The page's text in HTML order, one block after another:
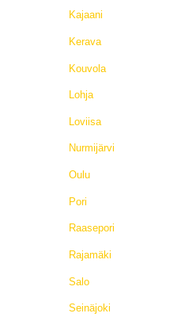
Kajaani
Kerava
Kouvola
Lohja
Loviisa
Nurmijärvi
Oulu
Pori
Raasepori
Rajamäki
Salo
Seinäjoki